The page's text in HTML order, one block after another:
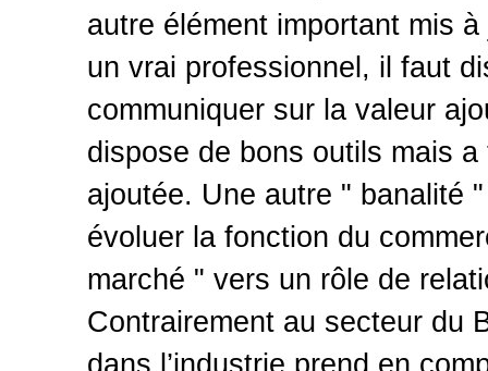
autre élément important mis
un vrai professionnel, il faut
communiquer sur la valeur
dispose de bons outils mais
ajoutée. Une autre " banalité
évoluer la fonction du
marché " vers un rôle de
Contrairement au secteur du
dans l’industrie prend en